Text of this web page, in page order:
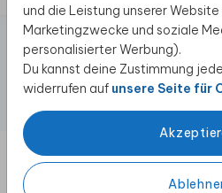
und die Leistung unserer
Marketingzwecke und soziale
personalisierter Werbung).
Du kannst deine Zustimmung
widerrufen auf unsere Seite für